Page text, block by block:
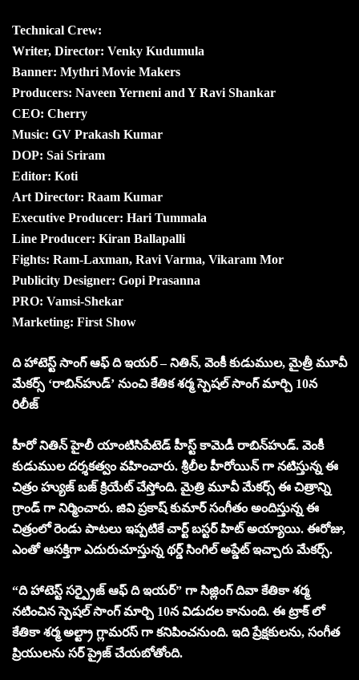
Technical Crew:
Writer, Director: Venky Kudumula
Banner: Mythri Movie Makers
Producers: Naveen Yerneni and Y Ravi Shankar
CEO: Cherry
Music: GV Prakash Kumar
DOP: Sai Sriram
Editor: Koti
Art Director: Raam Kumar
Executive Producer: Hari Tummala
Line Producer: Kiran Ballapalli
Fights: Ram-Laxman, Ravi Varma, Vikaram Mor
Publicity Designer: Gopi Prasanna
PRO: Vamsi-Shekar
Marketing: First Show
ది హాటెస్ట్ సాంగ్ ఆఫ్ ది ఇయర్ – నితిన్, వెంకీ కుడుముల, మైత్రీ మూవీ
మేకర్స్ ‘రాబిన్‌హుడ్‌’ నుంచి కేతిక శర్మ స్పెషల్ సాంగ్ మార్చి 10న
రిలీజ్
హీరో నితిన్ హైలీ యాంటిసిపేటెడ్ హీస్ట్ కామెడీ రాబిన్‌హుడ్. వెంకీ
కుడుముల దర్శకత్వం వహించారు. శ్రీలీల హీరోయిన్ గా నటిస్తున్న ఈ
చిత్రం హ్యుజ్ బజ్ క్రియేట్ చేస్తోంది. మైత్రి మూవీ మేకర్స్ ఈ చిత్రాన్ని
గ్రాండ్ గా నిర్మించారు. జివి ప్రకాష్ కుమార్ సంగీతం అందిస్తున్న ఈ
చిత్రంలో రెండు పాటలు ఇప్పటికే చార్ట్ బస్టర్ హిట్ అయ్యాయి. ఈరోజు,
ఎంతో ఆసక్తిగా ఎదురుచూస్తున్న థర్డ్ సింగిల్ అప్డేట్ ఇచ్చారు మేకర్స్.
“ది హాటెస్ట్ సర్ప్రైజ్ ఆఫ్ ది ఇయర్” గా సిజ్లింగ్ దివా కేతికా శర్మ
నటించిన స్పెషల్ సాంగ్ మార్చి 10న విడుదల కానుంది. ఈ ట్రాక్ లో
కేతికా శర్మ అల్ట్రా గ్లామరస్ గా కనిపించనుంది. ఇది ప్రేక్షకులను, సంగీత
ప్రియులను సర్ ప్రైజ్ చేయబోతోంది.